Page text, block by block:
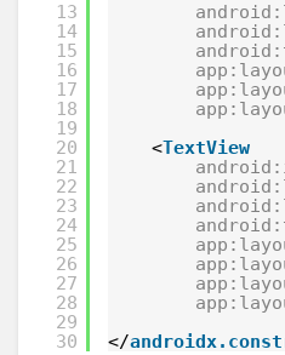
13
14
15
16
17
18
19
20
21
22
23
24
25
26
27
28
29
30
<TextView
</